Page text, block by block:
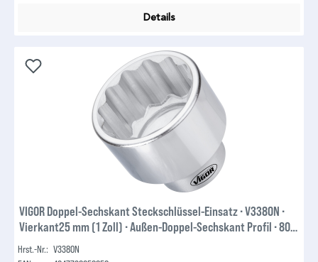
Details
VIGOR Doppel-Sechskant Steckschlüssel-Einsatz ∙ V3380N ∙
Vierkant25 mm (1 Zoll) ∙ Außen-Doppel-Sechskant Profil ∙ 80
mm
Hrst.-Nr.: V3380N